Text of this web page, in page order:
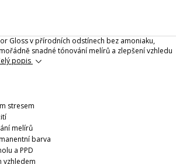
Gloss v přírodních odstínech bez amoniaku,
snadné tónování melírů a zlepšení vzhledu
popis
stresem
melírů
barva
a PPD
vzhledem